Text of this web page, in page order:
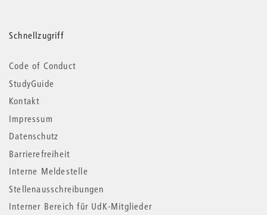
Schnellzugriff
Code of Conduct
StudyGuide
Kontakt
Impressum
Datenschutz
Barrierefreiheit
Interne Meldestelle
Stellenausschreibungen
Interner Bereich für UdK-Mitglieder